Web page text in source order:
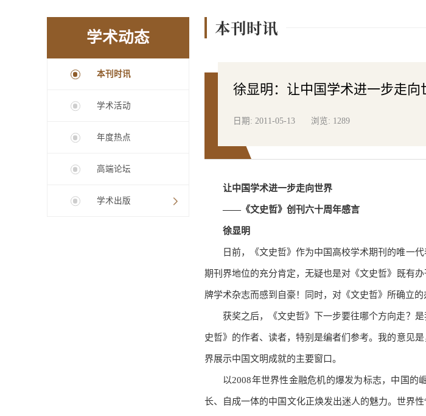
学术动态
本刊时讯
学术活动
年度热点
高端论坛
学术出版
本刊时讯
徐显明：让中国学术进一步走向
日期: 2011-05-13 浏览: 1289
让中国学术进一步走向世界
——《文史哲》创刊六十周年感言
徐显明
日前，《文史哲》作为中国高校学术期刊的唯一
期刊界地位的充分肯定，无疑也是对《文史哲》既有
牌学术杂志而感到自豪！同时，对《文史哲》所确立
获奖之后，《文史哲》下一步要往哪个方向走？
史哲》的作者、读者，特别是编者们参考。我的意见
界展示中国文明成就的主要窗口。
以2008年世界性金融危机的爆发为标志，中国的
长、自成一体的中国文化正焕发出迷人的魅力。世界